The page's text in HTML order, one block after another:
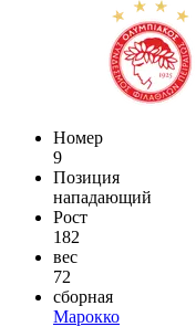
Номер
9
Позиция
нападающий
Рост
182
вес
72
сборная
Марокко